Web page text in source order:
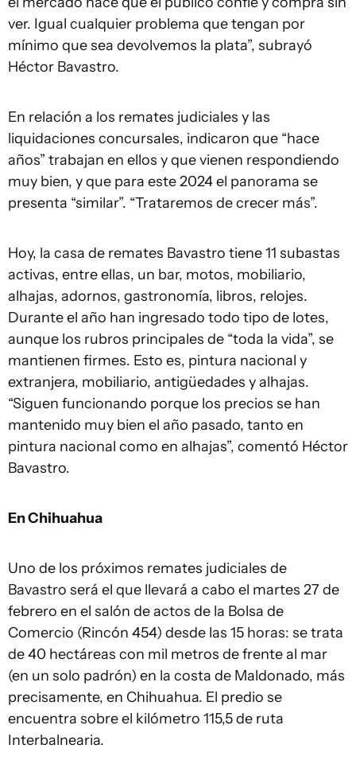
ver. Igual cualquier problema que tengan por
mínimo que sea devolvemos la plata”, subrayó
Héctor Bavastro.
En relación a los remates judiciales y las
liquidaciones concursales, indicaron que “hace
años” trabajan en ellos y que vienen respondiendo
muy bien, y que para este 2024 el panorama se
presenta “similar”. “Trataremos de crecer más”.
Hoy, la casa de remates Bavastro tiene 11 subastas
activas, entre ellas, un bar, motos, mobiliario,
alhajas, adornos, gastronomía, libros, relojes.
Durante el año han ingresado todo tipo de lotes,
aunque los rubros principales de “toda la vida”, se
mantienen firmes. Esto es, pintura nacional y
extranjera, mobiliario, antigüedades y alhajas.
“Siguen funcionando porque los precios se han
mantenido muy bien el año pasado, tanto en
pintura nacional como en alhajas”, comentó Héctor
Bavastro.
En Chihuahua
Uno de los próximos remates judiciales de
Bavastro será el que llevará a cabo el martes 27 de
febrero en el salón de actos de la Bolsa de
Comercio (Rincón 454) desde las 15 horas: se trata
de 40 hectáreas con mil metros de frente al mar
(en un solo padrón) en la costa de Maldonado, más
precisamente, en Chihuahua. El predio se
encuentra sobre el kilómetro 115,5 de ruta
Interbalnearia.